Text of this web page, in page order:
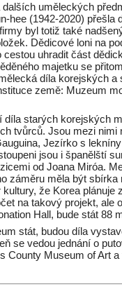
uměleckých
hee (1942-2020)
byl totiž také
Dědicové loni na
cestou uhradit část
majetku se
díla korejských
země: Muzeum
starých korejských
tvůrců. Jsou mezi
Jezírko s
jsou i španělští
od Joana Miróa.
záměru měla být
že Korea
na takový projekt, ale
Hall, bude stát 88
stát, budou díla
se vedou jednání o
County Museum of Art